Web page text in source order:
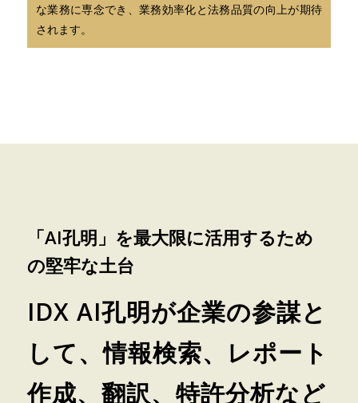
な業務に専念でき、業務効率化と法務品質の向上が期待
されます。
「AI孔明」を最大限に活用するため
の堅牢な土台
IDX AI孔明が企業の参謀と
して、情報検索、レポート
作成、翻訳、特許分析など